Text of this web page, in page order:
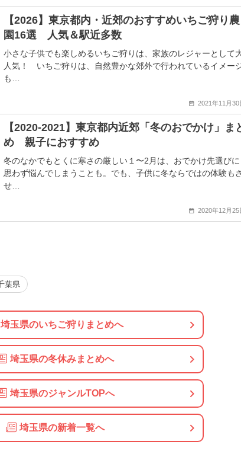
【2026】東京都内・近郊のおすすめいちご狩り農
園16選 人気＆駅近多数
小さな子供でも楽しめるいちご狩りは、家族のレジャーとして
人気！ いちご狩りは、自然豊かな郊外で行われているイメー
も…
2021年11月30
【2020-2021】東京都内近郊「冬のおでかけ」ま
め 親子におすすめ
冬のなかでもとくに寒さの厳しい１〜2月は、おでかけ先選びに
思わず悩んでしまうことも。でも、子供に冬ならではの体験もさ
せ…
2020年12月25
葉県
埼玉県のいちご狩りまとめへ
埼玉県の冬休みまとめへ
埼玉県のジャンルTOPへ
埼玉県の新着一覧へ